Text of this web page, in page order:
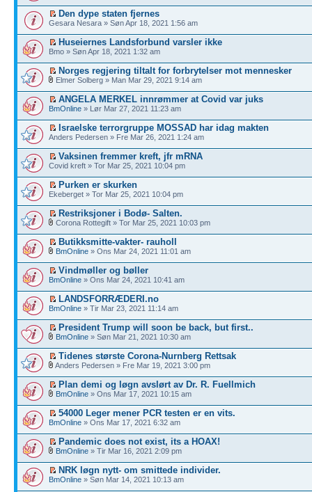
Den dype staten fjernes
Gesara Nesara » Søn Apr 18, 2021 1:56 am
Huseiernes Landsforbund varsler ikke
Bmo » Søn Apr 18, 2021 1:32 am
Norges regjering tiltalt for forbrytelser mot mennesker
Elmer Solberg » Man Mar 29, 2021 9:14 am
ANGELA MERKEL innrømmer at Covid var juks
BmOnline » Lør Mar 27, 2021 11:23 am
Israelske terrorgruppe MOSSAD har idag makten
Anders Pedersen » Fre Mar 26, 2021 1:24 am
Vaksinen fremmer kreft, jfr mRNA
Covid kreft » Tor Mar 25, 2021 10:04 pm
Purken er skurken
Ekeberget » Tor Mar 25, 2021 10:04 pm
Restriksjoner i Bodø- Salten.
Corona Rottegift » Tor Mar 25, 2021 10:03 pm
Butikksmitte-vakter- rauholl
BmOnline » Ons Mar 24, 2021 11:01 am
Vindmøller og bøller
BmOnline » Ons Mar 24, 2021 10:41 am
LANDSFORRÆDERI.no
BmOnline » Tir Mar 23, 2021 11:14 am
President Trump will soon be back, but first..
BmOnline » Søn Mar 21, 2021 10:30 am
Tidenes største Corona-Nurnberg Rettsak
Anders Pedersen » Fre Mar 19, 2021 3:00 pm
Plan demi og løgn avslørt av Dr. R. Fuellmich
BmOnline » Ons Mar 17, 2021 10:15 am
54000 Leger mener PCR testen er en vits.
BmOnline » Ons Mar 17, 2021 6:32 am
Pandemic does not exist, its a HOAX!
BmOnline » Tir Mar 16, 2021 2:09 pm
NRK løgn nytt- om smittede individer.
BmOnline » Søn Mar 14, 2021 10:13 am